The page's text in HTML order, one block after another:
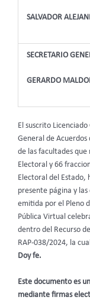
SALVADOR
SECRETARIO
GERARDO
El suscrito
General de
de las facultades que
Electoral y 66
Electoral del Estado,
presente página y
emitida por el Pleno
Pública Virtual
dentro del Recurso
RAP-038/2024, la
Doy fe.
Este documento es
mediante firmas